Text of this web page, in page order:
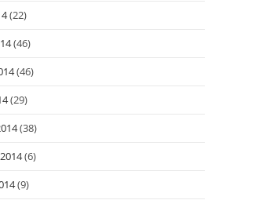
(22)
(46)
(46)
(29)
(38)
(6)
(9)